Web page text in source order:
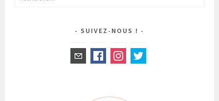
SUIVEZ-NOUS !